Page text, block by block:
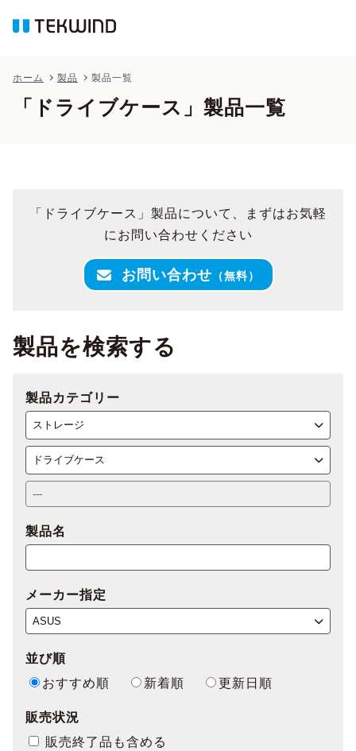
ホーム 製品 製品一覧
「ドライブケース」製品一覧
「ドライブケース」製品について、まずはお気軽
にお問い合わせください
お問い合わせ （無料）
製品を検索する
製品カテゴリー
製品名
メーカー指定
並び順
おすすめ順
新着順
更新日順
販売状況
販売終了品も含める